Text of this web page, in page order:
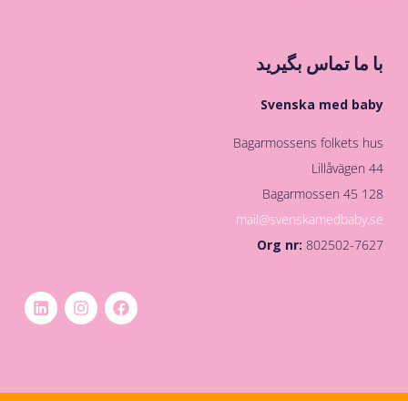
با ما تماس بگیرید
Svenska med baby
Bagarmossens folkets hus
Lillåvägen 44
128 45 Bagarmossen
mail@svenskamedbaby.se
Org nr:802502-7627